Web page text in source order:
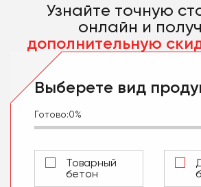
Узнайте точную
онлайн и
дополнительную
Выберете вид
Готово:0%
Товарный
бетон